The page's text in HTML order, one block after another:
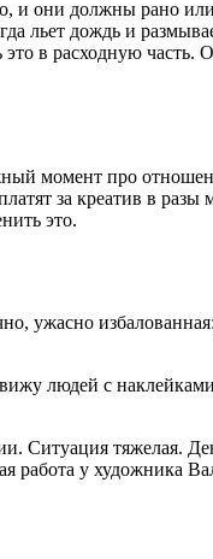
и они должны рано
льет дождь и
в расходную часть.
момент про
за креатив в
это.
ужасно
людей с
Ситуация тяжелая.
работа у художника